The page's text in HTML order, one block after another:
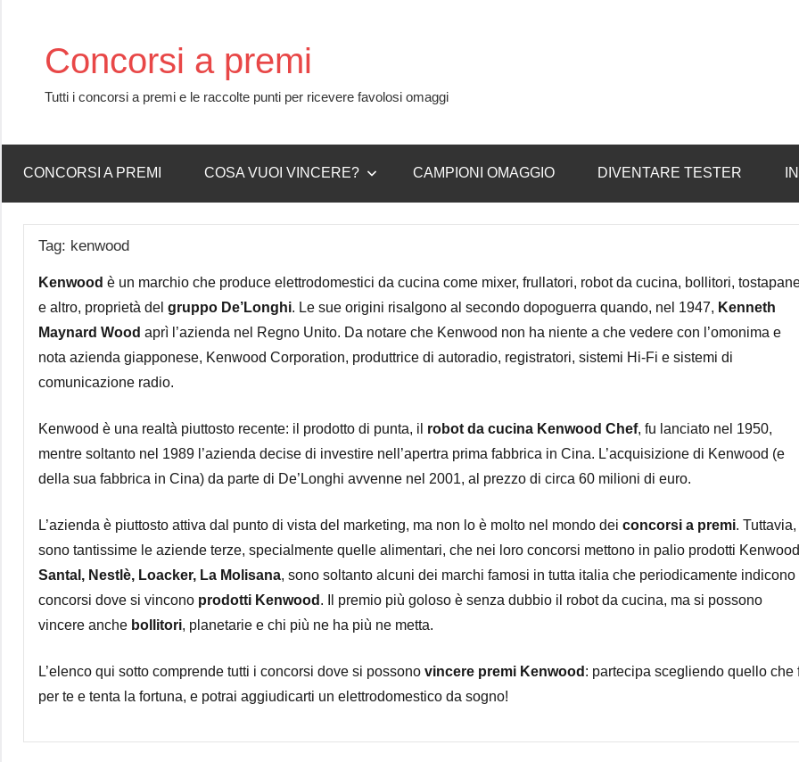
contentConcorsi a premi
Tutti i concorsi a premi e le raccolte punti per ricevere favolosi omaggi
CONCORSI A PREMI COSA VUOI VINCERE? CAMPIONI OMAGGIO DIVENTARE TESTER
Tag: kenwood
Kenwood è un marchio che produce elettrodomestici da cucina come mixer, frullatori, robot da cucina, bollitori,
e altro, proprietà del gruppo De’Longhi. Le sue origini risalgono al secondo dopoguerra quando, nel 1947, Kenneth
Maynard Wood aprì l’azienda nel Regno Unito. Da notare che Kenwood non ha niente a che vedere con l’omonima e
nota azienda giapponese, Kenwood Corporation, produttrice di autoradio, registratori, sistemi Hi-Fi e sistemi di
comunicazione radio.
Kenwood è una realtà piuttosto recente: il prodotto di punta, il robot da cucina Kenwood Chef, fu lanciato nel 1950,
mentre soltanto nel 1989 l’azienda decise di investire nell’apertra prima fabbrica in Cina. L’acquisizione di Kenwood (e
della sua fabbrica in Cina) da parte di De’Longhi avvenne nel 2001, al prezzo di circa 60 milioni di euro.
L’azienda è piuttosto attiva dal punto di vista del marketing, ma non lo è molto nel mondo dei concorsi a premi. Tuttavia,
sono tantissime le aziende terze, specialmente quelle alimentari, che nei loro concorsi mettono in palio prodotti
Santal, Nestlè, Loacker, La Molisana, sono soltanto alcuni dei marchi famosi in tutta italia che periodicamente indicono
concorsi dove si vincono prodotti Kenwood . Il premio più goloso è senza dubbio il robot da cucina, ma si possono
vincere anche bollitori, planetarie e chi più ne ha più ne metta.
L’elenco qui sotto comprende tutti i concorsi dove si possono vincere premi Kenwood : partecipa scegliendo quello che
per te e tenta la fortuna, e potrai aggiudicarti un elettrodomestico da sogno!